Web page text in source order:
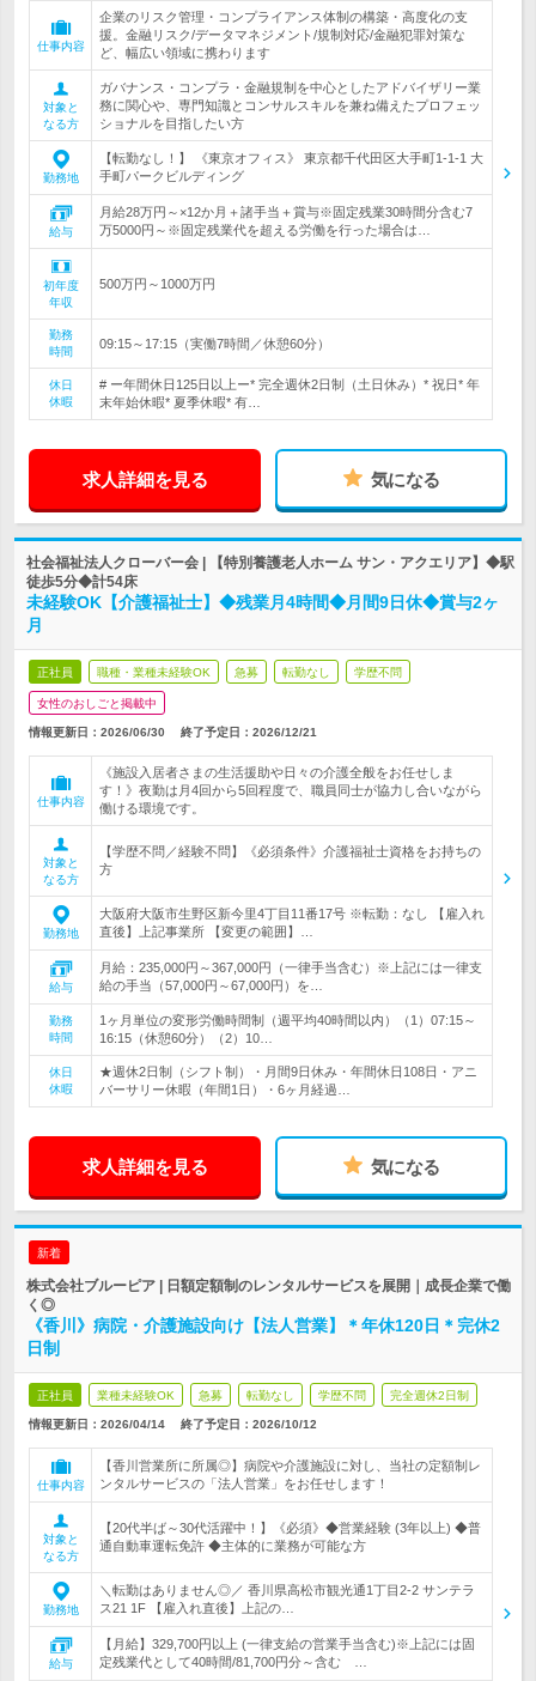
仕事内容
企業のリスク管理・コンプライアンス体制の構築・高度化の支
援。金融リスク/データマネジメント/規制対応/金融犯罪対策な
ど、幅広い領域に携わります
対象と
なる方
ガバナンス・コンプラ・金融規制を中心としたアドバイザリー業
務に関心や、専門知識とコンサルスキルを兼ね備えたプロフェッ
ショナルを目指したい方
勤務地
【転勤なし！】 《東京オフィス》 東京都千代田区大手町1-1-1 大
手町パークビルディング
給与
月給28万円～×12か月＋諸手当＋賞与※固定残業30時間分含む7
万5000円～※固定残業代を超える労働を行った場合は…
初年度
年収
500万円～1000万円
勤務
時間
09:15～17:15（実働7時間／休憩60分）
休日
休暇
# ー年間休日125日以上ー* 完全週休2日制（土日休み）* 祝日* 年
末年始休暇* 夏季休暇* 有…
求人詳細を見る 気になる
社会福祉法人クローバー会 | 【特別養護老人ホーム サン・アクエリア】◆駅
徒歩5分◆計54床
未経験OK【介護福祉士】◆残業月4時間◆月間9日休◆賞与2ヶ
月
正社員 職種・業種未経験OK 急募 転勤なし 学歴不問
女性のおしごと掲載中
情報更新日：2026/06/30 終了予定日： 2026/12/21
仕事内容
《施設入居者さまの生活援助や日々の介護全般をお任せしま
す！》夜勤は月4回から5回程度で、職員同士が協力し合いながら
働ける環境です。
対象と
なる方
【学歴不問／経験不問】《必須条件》介護福祉士資格をお持ちの
方
勤務地
大阪府大阪市生野区新今里4丁目11番17号 ※転勤：なし 【雇入れ
直後】上記事業所 【変更の範囲】…
給与
月給：235,000円～367,000円（一律手当含む）※上記には一律支
給の手当（57,000円～67,000円）を…
勤務
時間
1ヶ月単位の変形労働時間制（週平均40時間以内）（1）07:15～
16:15（休憩60分）（2）10…
休日
休暇
★週休2日制（シフト制）・月間9日休み・年間休日108日・アニ
バーサリー休暇（年間1日）・6ヶ月経過…
求人詳細を見る 気になる
新着
株式会社ブルーピア | 日額定額制のレンタルサービスを展開｜成長企業で働
く◎
《香川》病院・介護施設向け【法人営業】＊年休120日＊完休2
日制
正社員 業種未経験OK 急募 転勤なし 学歴不問 完全週休2日制
情報更新日：2026/04/14 終了予定日： 2026/10/12
仕事内容
【香川営業所に所属◎】病院や介護施設に対し、当社の定額制レ
ンタルサービスの「法人営業」をお任せします！
対象と
なる方
【20代半ば～30代活躍中！】《必須》◆営業経験 (3年以上) ◆普
通自動車運転免許 ◆主体的に業務が可能な方
勤務地
＼転勤はありません◎／ 香川県高松市観光通1丁目2-2 サンテラ
ス21 1F 【雇入れ直後】上記の…
給与
【月給】329,700円以上 (一律支給の営業手当含む)※上記には固
定残業代として40時間/81,700円分～含む …